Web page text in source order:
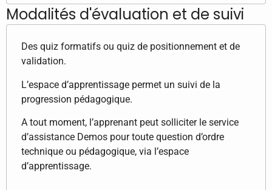
Modalités d'évaluation et de suivi
Des quiz formatifs ou quiz de positionnement et de
validation.
L’espace d’apprentissage permet un suivi de la
progression pédagogique.
A tout moment, l’apprenant peut solliciter le service
d’assistance Demos pour toute question d’ordre
technique ou pédagogique, via l’espace
d’apprentissage.